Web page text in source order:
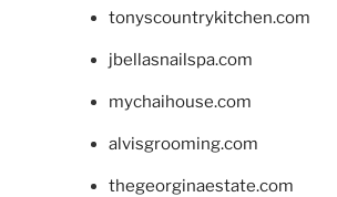
tonyscountrykitchen.com
jbellasnailspa.com
mychaihouse.com
alvisgrooming.com
thegeorginaestate.com